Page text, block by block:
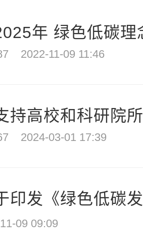
年 绿色低碳
2022-11-09 11:46
持高校和科研院
2024-03-01 17:39
印发《绿色低碳
09 09:09